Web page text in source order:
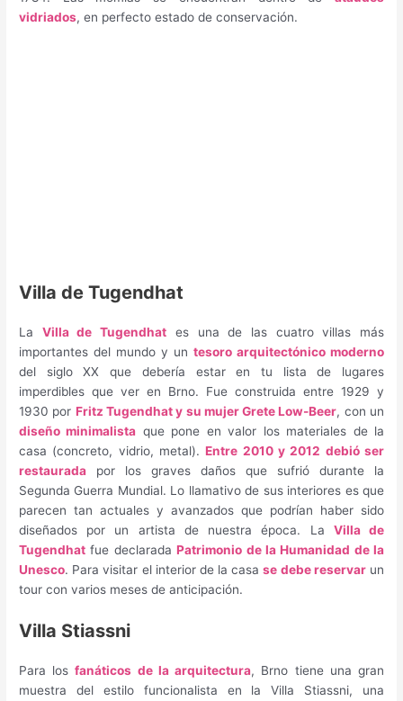
vidriados, en perfecto estado de conservación.
Villa de Tugendhat
La Villa de Tugendhat es una de las cuatro villas más
importantes del mundo y un tesoro arquitectónico moderno
del siglo XX que debería estar en tu lista de lugares
imperdibles que ver en Brno. Fue construida entre 1929 y
1930 por Fritz Tugendhat y su mujer Grete Low-Beer, con un
diseño minimalista que pone en valor los materiales de la
casa (concreto, vidrio, metal).Entre 2010 y 2012 debió ser
restaurada por los graves daños que sufrió durante la
Segunda Guerra Mundial. Lo llamativo de sus interiores es que
parecen tan actuales y avanzados que podrían haber sido
diseñados por un artista de nuestra época. La Villa de
Tugendhat fue declaradaPatrimonio de la Humanidad de la
Unesco. Para visitar el interior de la casase debe reservarun
tour con varios meses de anticipación.
Villa Stiassni
Para losfanáticos de la arquitectura, Brno tiene una gran
muestra del estilo funcionalista en la Villa Stiassni, una